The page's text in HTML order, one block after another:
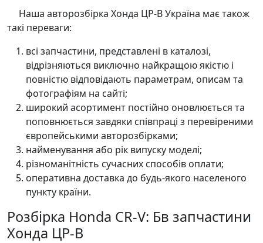
Наша авторозбірка Хонда ЦР-В Україна має також
такі переваги:
всі запчастини, представлені в каталозі,
відрізняються виключно найкращою якістю і
повністю відповідають параметрам, описам та
фотографіям на сайті;
широкий асортимент постійно оновлюється та
поповнюється завдяки співпраці з перевіреними
європейськими авторозбірками;
найменування або рік випуску моделі;
різноманітність сучасних способів оплати;
оперативна доставка до будь-якого населеного
пункту країни.
Розбірка Honda CR-V: Бв запчастини
Хонда ЦР-В